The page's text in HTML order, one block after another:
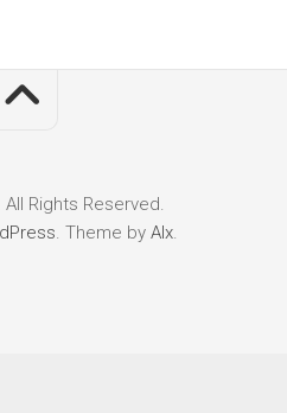
Rights Reserved.
. Theme by Alx.